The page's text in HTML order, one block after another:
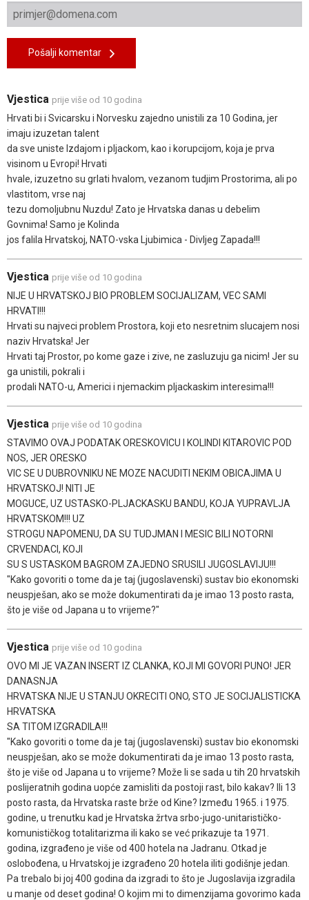
Pošalji komentar
Vjestica prije više od 10 godina
Hrvati bi i Svicarsku i Norvesku zajedno unistili za 10 Godina, jer
imaju izuzetan talent
da sve uniste Izdajom i pljackom, kao i korupcijom, koja je prva
visinom u Evropi! Hrvati
hvale, izuzetno su grlati hvalom, vezanom tudjim Prostorima, ali po
vlastitom, vrse naj
tezu domoljubnu Nuzdu! Zato je Hrvatska danas u debelim
Govnima! Samo je Kolinda
jos falila Hrvatskoj, NATO-vska Ljubimica - Divljeg Zapada!!!
Vjestica prije više od 10 godina
NIJE U HRVATSKOJ BIO PROBLEM SOCIJALIZAM, VEC SAMI
HRVATI!!!
Hrvati su najveci problem Prostora, koji eto nesretnim slucajem nosi
naziv Hrvatska! Jer
Hrvati taj Prostor, po kome gaze i zive, ne zasluzuju ga nicim! Jer su
ga unistili, pokrali i
prodali NATO-u, Americi i njemackim pljackaskim interesima!!!
Vjestica prije više od 10 godina
STAVIMO OVAJ PODATAK ORESKOVICU I KOLINDI KITAROVIC POD
NOS, JER ORESKO
VIC SE U DUBROVNIKU NE MOZE NACUDITI NEKIM OBICAJIMA U
HRVATSKOJ! NITI JE
MOGUCE, UZ USTASKO-PLJACKASKU BANDU, KOJA YUPRAVLJA
HRVATSKOM!!! UZ
STROGU NAPOMENU, DA SU TUDJMAN I MESIC BILI NOTORNI
CRVENDACI, KOJI
SU S USTASKOM BAGROM ZAJEDNO SRUSILI JUGOSLAVIJU!!!
"Kako govoriti o tome da je taj (jugoslavenski) sustav bio ekonomski
neuspješan, ako se može dokumentirati da je imao 13 posto rasta,
što je više od Japana u to vrijeme?"
Vjestica prije više od 10 godina
OVO MI JE VAZAN INSERT IZ CLANKA, KOJI MI GOVORI PUNO! JER
DANASNJA
HRVATSKA NIJE U STANJU OKRECITI ONO, STO JE SOCIJALISTICKA
HRVATSKA
SA TITOM IZGRADILA!!!
"Kako govoriti o tome da je taj (jugoslavenski) sustav bio ekonomski
neuspješan, ako se može dokumentirati da je imao 13 posto rasta,
što je više od Japana u to vrijeme? Može li se sada u tih 20 hrvatskih
poslijeratnih godina uopće zamisliti da postoji rast, bilo kakav? Ili 13
posto rasta, da Hrvatska raste brže od Kine? Između 1965. i 1975.
godine, u trenutku kad je Hrvatska žrtva srbo-jugo-unitarističko-
komunističkog totalitarizma ili kako se već prikazuje ta 1971.
godina, izgrađeno je više od 400 hotela na Jadranu. Otkad je
oslobođena, u Hrvatskoj je izgrađeno 20 hotela iliti godišnje jedan.
Pa trebalo bi joj 400 godina da izgradi to što je Jugoslavija izgradila
u manje od deset godina! O kojim mi to dimenzijama govorimo kada